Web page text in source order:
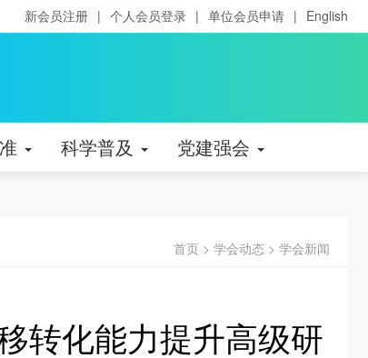
新会员注册 | 个人会员登录 | 单位会员申请 | English
科学普及 党建强会
首页 > 学会动态 > 学会新闻
转化能力提升高级研